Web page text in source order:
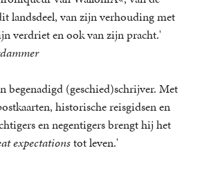
landsdeel, van zijn verhouding met
verdriet en ook van zijn pracht.'
begenadigd (geschied)schrijver. Met
historische reisgidsen en
en negentigers brengt hij het
expectationstot leven.'